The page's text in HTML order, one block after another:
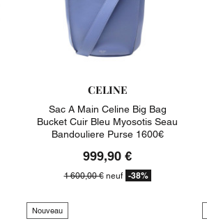
CELINE
Sac A Main Celine Big Bag
Bucket Cuir Bleu Myosotis Seau
Bandouliere Purse 1600€
999,90 €
1 600,00 €neuf -38%
Nouveau